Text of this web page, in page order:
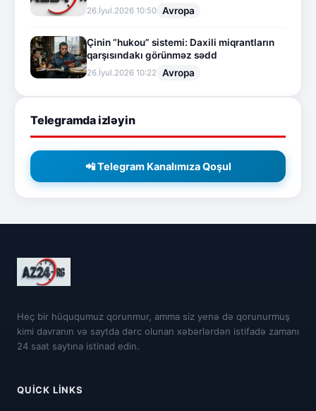
26.İyul.2026 10:50 Avropa
Çinin “hukou” sistemi: Daxili miqrantların
qarşısındakı görünməz sədd
26.İyul.2026 10:22 Avropa
Telegramda izləyin
📲 Telegram Kanalımıza Qoşul
Heç bir hüququmuz qorunmur, amma siz yenə də qorunurmuş
kimi davranın və saytda dərc olunan xəbərlərdən istifadə zamanı
24 saat saytına istinad edin.
QUICK LINKS